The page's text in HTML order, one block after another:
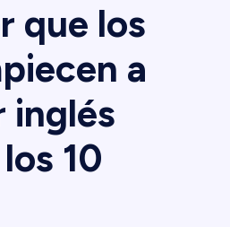
que los
a
inglés
10